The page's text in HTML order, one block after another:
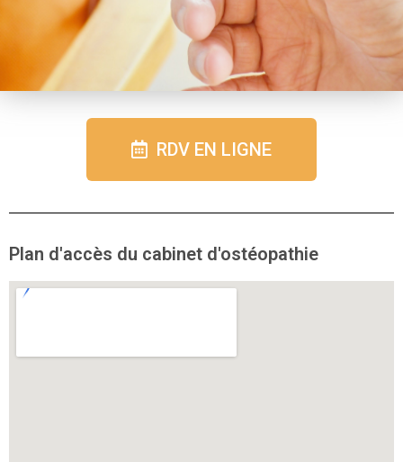
RDV EN LIGNE
Plan d'accès du cabinet d'ostéopathie